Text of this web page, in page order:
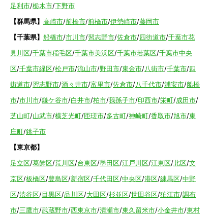
足利市/栃木市/下野市
【群馬県】 高崎市/前橋市/前橋市/伊勢崎市/藤岡市
【千葉県】 船橋市/市川市/習志野市/佐倉市/四街道市/千葉市花
見川区/千葉市稲毛区/千葉市美浜区/千葉市若葉区/千葉市中央
区/千葉市緑区/松戸市/流山市/野田市/東金市/八街市/千葉市/四
街道市/習志野市/酒々井市/富里市/佐倉市/八千代市/浦安市/船橋
市/市川市/鎌ケ谷市/白井市/柏市/我孫子市/印西市/栄町/成田市/
芝山町/山武市/横芝光町/匝瑳市/多古町/神崎町/香取市/旭市/東
庄町/銚子市
【東京都】
足立区/葛飾区/荒川区/台東区/墨田区/江戸川区/江東区/北区/文
京区/板橋区/豊島区/新宿区/千代田区/中央区/港区/練馬区/中野
区/渋谷区/目黒区/品川区/大田区/杉並区/世田谷区/狛江市/調布
市/三鷹市/武蔵野市/西東京市/清瀬市/東久留米市/小金井市/東村